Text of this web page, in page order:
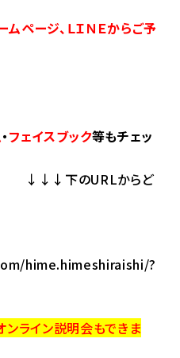
ページ、ＬＩＮＥからご予
・フェイスブック等もチェッ
からど
hime.himeshiraishi/?
ライン説明会もできま